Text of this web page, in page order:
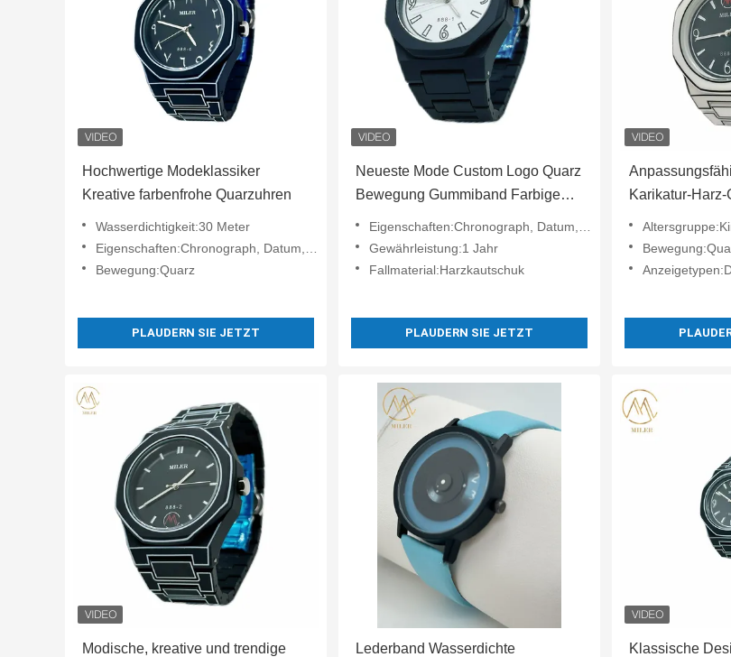
Hochwertige Modeklassiker
Kreative farbenfrohe Quarzuhren
Wasserdichtigkeit:30 Meter
Eigenschaften:Chronograph, Datum, Uhrzeit
Bewegung:Quarz
PLAUDERN SIE JETZT
Neueste Mode Custom Logo Quarz
Bewegung Gummiband Farbige
Eigenschaften:Chronograph, Datum, Uhrzeit
Gewährleistung:1 Jahr
Fallmaterial:Harzkautschuk
PLAUDERN SIE JETZT
Karikatur-
Armbanduhr
Modische, kreative und trendige
Lederband Wasserdichte
Klassische